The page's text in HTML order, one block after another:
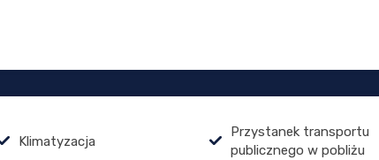
Klimatyzacja
Przystanek transportu
publicznego w pobliżu